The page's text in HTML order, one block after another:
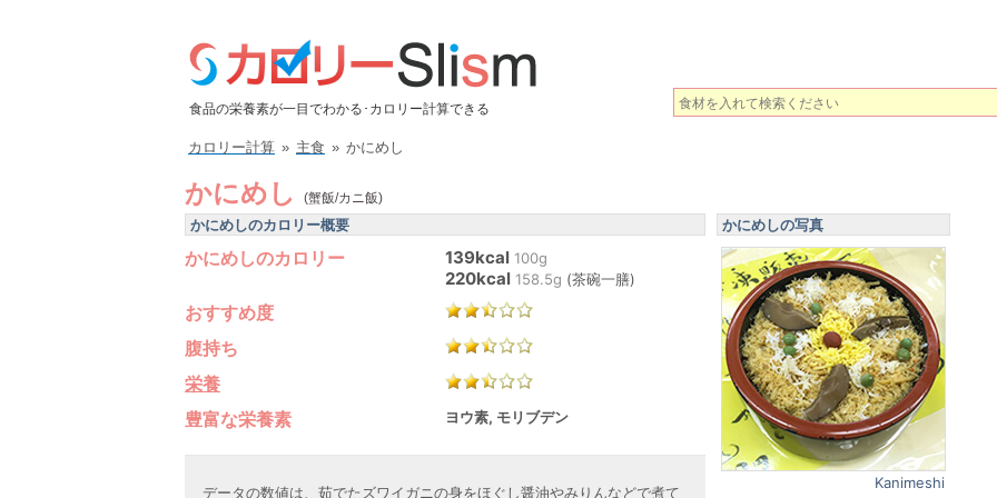
食品の栄養素が一目でわかる･カロリー計算できる
カロリー計算 » 主食 » かにめし
かにめし (蟹飯/カニ飯)
かにめしのカロリー概要
かにめしのカロリー 139kcal 100g
220kcal 158.5g (茶碗一膳)
おすすめ度
腹持ち
栄養
豊富な栄養素
ヨウ素, モリブデン
データの数値は、茹でたズワイガニの身をほぐし醤油やみりんなどで煮て
かにめしの写真
Kanimeshi